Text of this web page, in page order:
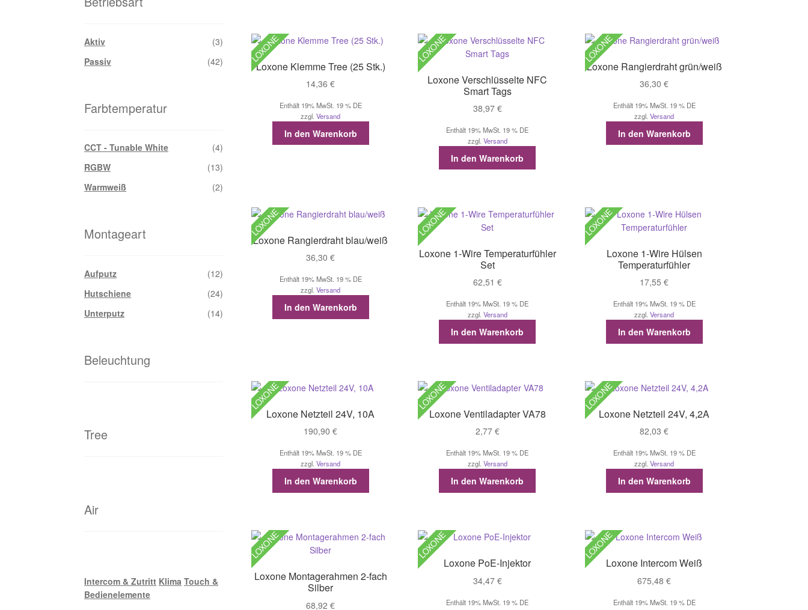
LOXONE
Loxone Klemme Tree (25 Stk.)
14,36€
Enthält 19% MwSt. 19 % DE
zzgl.Versand
In den Warenkorb
LOXONE
Loxone Verschlüsselte NFC
Smart Tags
38,97 €
Enthält 19% MwSt. 19 % DE
zzgl. Versand
In den Warenkorb
LOXONE
Loxone Rangierdraht grün/weiß
36,30€
Enthält 19% MwSt. 19 % DE
zzgl.Versand
In den Warenkorb
LOXONE
Loxone Rangierdraht blau/weiß
36,30€
Enthält 19% MwSt. 19 % DE
zzgl.Versand
In den Warenkorb
LOXONE
Loxone 1-Wire Temperaturfühler
Set
62,51 €
Enthält 19% MwSt. 19 % DE
zzgl. Versand
In den Warenkorb
LOXONE
Loxone 1-Wire Hülsen
Temperaturfühler
17,55€
Enthält 19% MwSt. 19 % DE
zzgl.Versand
In den Warenkorb
LOXONE
Loxone Netzteil 24V, 10A
190,90€
Enthält 19% MwSt. 19 % DE
zzgl.Versand
In den Warenkorb
LOXONE
Loxone Ventiladapter VA78
2,77 €
Enthält 19% MwSt. 19 % DE
zzgl. Versand
In den Warenkorb
LOXONE
Loxone Netzteil 24V, 4,2A
82,03€
Enthält 19% MwSt. 19 % DE
zzgl.Versand
In den Warenkorb
LOXONE
Loxone Montagerahmen 2-fach
Silber
68,92€
LOXONE
Loxone PoE-Injektor
34,47 €
Enthält 19% MwSt. 19 % DE
LOXONE
Loxone Intercom Weiß
675,48€
Enthält 19% MwSt. 19 % DE
Aktiv
(3)
Passiv
(42)
Farbtemperatur
CCT - Tunable White
(4)
RGBW
(13)
Warmweiß
(2)
Montageart
Aufputz
(12)
Hutschiene
(24)
Unterputz
(14)
Beleuchtung
Tree
Air
Intercom & Zutritt Klima Touch &
Bedienelemente